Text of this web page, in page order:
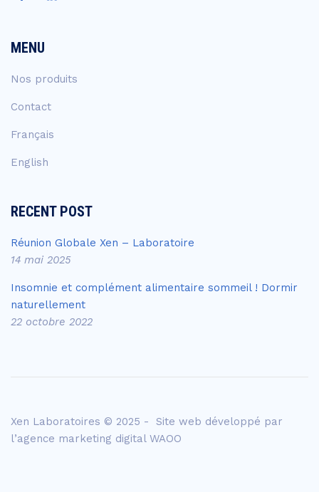
MENU
Nos produits
Contact
Français
English
RECENT POST
Réunion Globale Xen – Laboratoire
14 mai 2025
Insomnie et complément alimentaire sommeil ! Dormir
naturellement
22 octobre 2022
Xen Laboratoires © 2025 - Site web développé par
l’agence marketing digital WAOO